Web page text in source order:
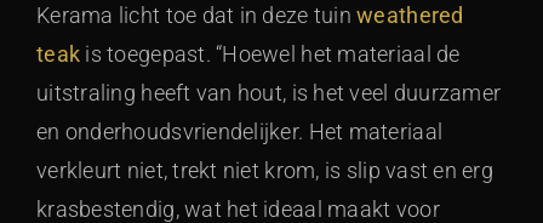
Kerama licht toe dat in deze tuinweathered
teak is toegepast. “Hoewel het materiaal de
uitstraling heeft van hout, is het veel duurzamer
en onderhoudsvriendelijker. Het materiaal
verkleurt niet, trekt niet krom, is slip vast en erg
krasbestendig, wat het ideaal maakt voor